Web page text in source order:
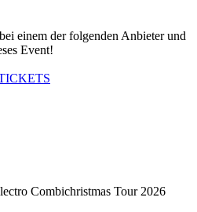
einem der folgenden Anbieter und
Event!
Combichristmas Tour 2026